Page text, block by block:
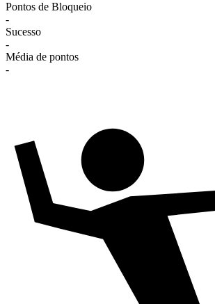
Pontos de Bloqueio
-
Sucesso
-
Média de pontos
-